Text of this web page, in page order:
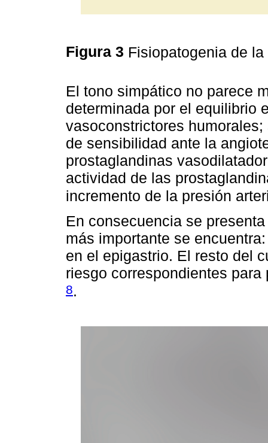
Figura 3 Fisiopatogenia de
El tono simpático no parece
determinada por el equilibrio
vasoconstrictores
de sensibilidad ante la
prostaglandinas
actividad de las
incremento de la presión
En consecuencia se
más importante se
en el epigastrio. El resto del
riesgo correspondientes
8.